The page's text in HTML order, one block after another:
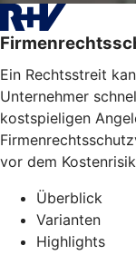
Ein Rechtsstreit
Unternehmer
kostspieligen
vor dem
Überblick
Varianten
Highlights